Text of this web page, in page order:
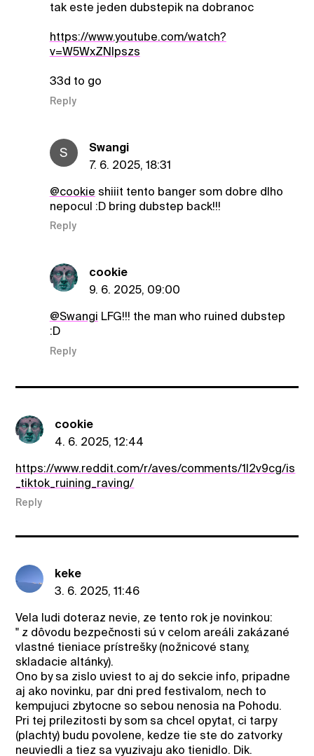
tak este jeden dubstepik na dobranoc
https://www.youtube.com/watch?
v=W5WxZNIpszs
33d to go
Reply
S
Swangi
7. 6. 2025, 18:31
@cookie shiiit tento banger som dobre dlho
nepocul :D bring dubstep back!!!
Reply
cookie
9. 6. 2025, 09:00
@Swangi LFG!!! the man who ruined dubstep
:D
Reply
cookie
4. 6. 2025, 12:44
https://www.reddit.com/r/aves/comments/1l2v9cg/is
_tiktok_ruining_raving/
Reply
keke
3. 6. 2025, 11:46
Vela ludi doteraz nevie, ze tento rok je novinkou:
" z dôvodu bezpečnosti sú v celom areáli zakázané
vlastné tieniace prístrešky (nožnicové stany,
skladacie altánky).
Ono by sa zislo uviest to aj do sekcie info, pripadne
aj ako novinku, par dni pred festivalom, nech to
kempujuci zbytocne so sebou nenosia na Pohodu.
Pri tej prilezitosti by som sa chcel opytat, ci tarpy
(plachty) budu povolene, kedze tie ste do zatvorky
neuviedli a tiez sa vyuzivaju ako tienidlo. Dik.